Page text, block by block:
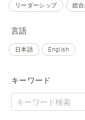
リーダーシップ 総
言語
日本語 English
キーワード